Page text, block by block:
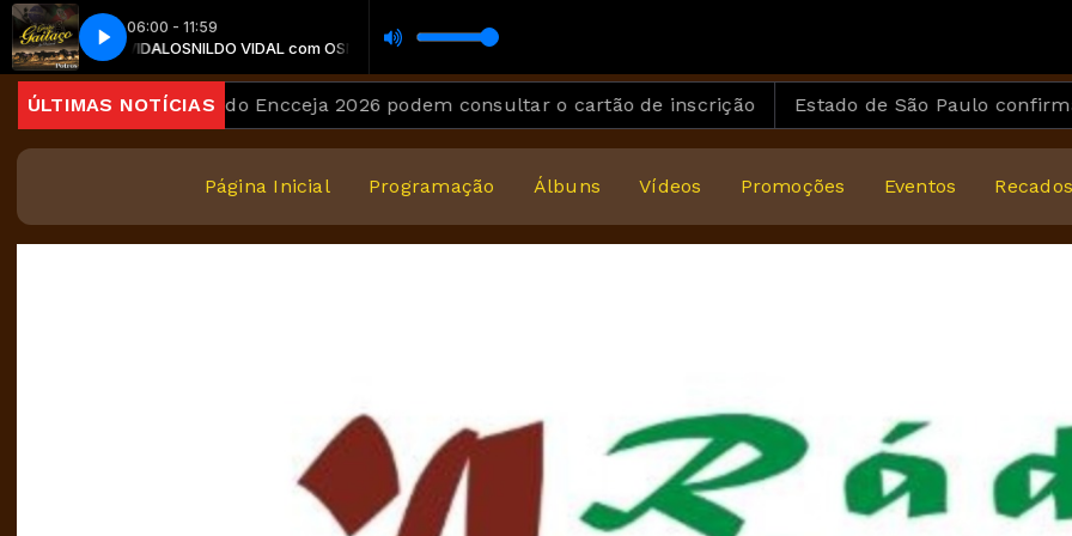
06:00 - 11:59
VIDAL OSNILDO VIDAL com OSNILDO VIDAL
- 6º CD - PotrosFandango Bueno - Grupo Gaitaço - 6º CD - Potros
ÚLTIMAS NOTÍCIAS
Candidatos do Encceja 2026 podem consultar o cartão de inscrição Estado de São Paulo confirma 23
Página Inicial Programação Álbuns Vídeos Promoções Eventos Recados